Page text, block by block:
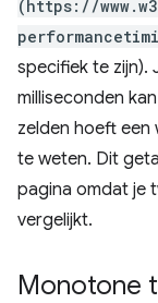
(https://
specifiek te zijn).
milliseconden
zelden hoeft een
te weten. Dit
pagina omdat je
vergelijkt.
Monotone